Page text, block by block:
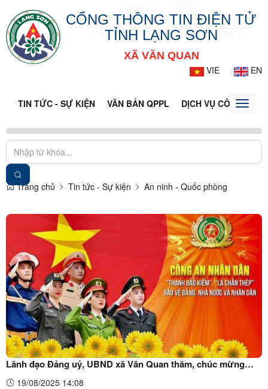
CỔNG THÔNG TIN ĐIỆN TỬ
TỈNH LẠNG SƠN
XÃ VĂN QUAN
VIE
EN
TIN TỨC - SỰ KIỆN VĂN BẢN QPPL DỊCH VỤ CÔNGToggle
Trang chủ Tin tức - Sự kiện An ninh - Quốc phòng
Lãnh đạo Đảng uỷ, UBND xã Văn Quan thăm, chúc mừng
Ngày truyền thống Công an nhân dân Việt Nam
19/08/2025 14:08